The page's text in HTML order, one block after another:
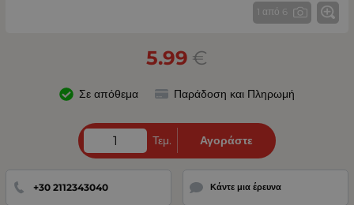
1 από 6
5.99 €
Σε απόθεμα Παράδοση και Πληρωμή
Τεμ. Αγοράστε
+30 2112343040 Κάντε μια έρευνα